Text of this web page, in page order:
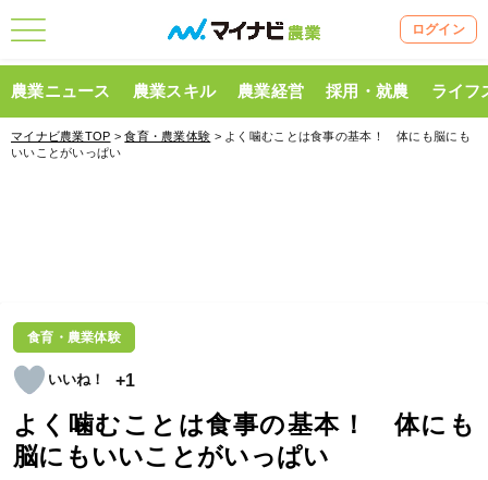
ログイン
農業ニュース 農業スキル 農業経営 採用・就農 ライフ
マイナビ農業TOP >食育・農業体験 > よく噛むことは食事の基本！ 体にも脳にも
いいことがいっぱい
食育・農業体験
+1
よく噛むことは食事の基本！ 体にも
脳にもいいことがいっぱい